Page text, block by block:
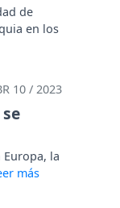
de
en los
10 / 2023
la